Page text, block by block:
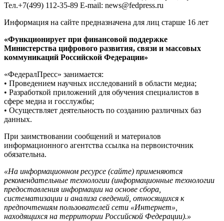
Тел.+7(499) 112-35-89 E-mail: news@fedpress.ru
Информация на сайте предназначена для лиц старше 16 лет
«Функционирует при финансовой поддержке
Министерства цифрового развития, связи и массовых
коммуникаций Российской Федерации»
«ФедералПресс» занимается:
• Проведением научных исследований в области медиа;
• Разработкой приложений для обучения специалистов в
сфере медиа и госслужбы;
• Осуществляет деятельность по созданию различных баз
данных.
При заимствовании сообщений и материалов
информационного агентства ссылка на первоисточник
обязательна.
«На информационном ресурсе (сайте) применяются
рекомендательные технологии (информационные технологии
предоставления информации на основе сбора,
систематизации и анализа сведений, относящихся к
предпочтениям пользователей сети «Интернет»,
находящихся на территории Российской Федерации).»